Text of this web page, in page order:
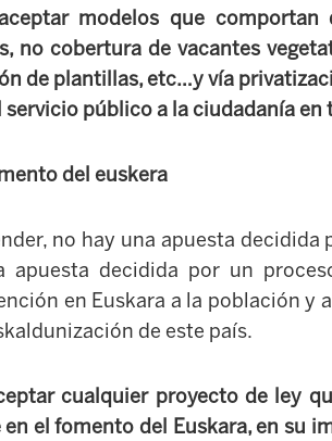
modelos que
no cobertura de vacantes
de plantillas, etc…y vía
público a la ciudadanía
del euskera
no hay una apuesta
apuesta decidida por un
en Euskara a la población y
de este país.
cualquier proyecto de ley
en el fomento del Euskara, en su